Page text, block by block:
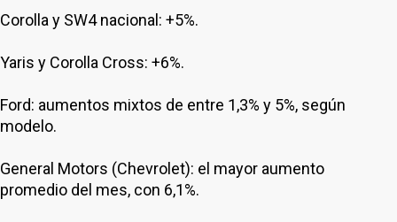
Corolla y SW4 nacional: +5%.
Yaris y Corolla Cross: +6%.
Ford: aumentos mixtos de entre 1,3% y 5%, según
modelo.
General Motors (Chevrolet): el mayor aumento
promedio del mes, con 6,1%.